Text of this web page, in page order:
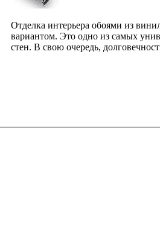
Отделка интерьера обоями из
вариантом. Это одно из самых
стен. В свою очередь,